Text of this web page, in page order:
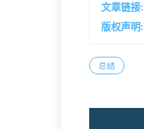
文章链接:
版权声明:
总结